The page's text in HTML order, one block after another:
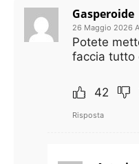
Gasperoide
26 Maggio 2026
Potete
faccia tutto
42
Risposta